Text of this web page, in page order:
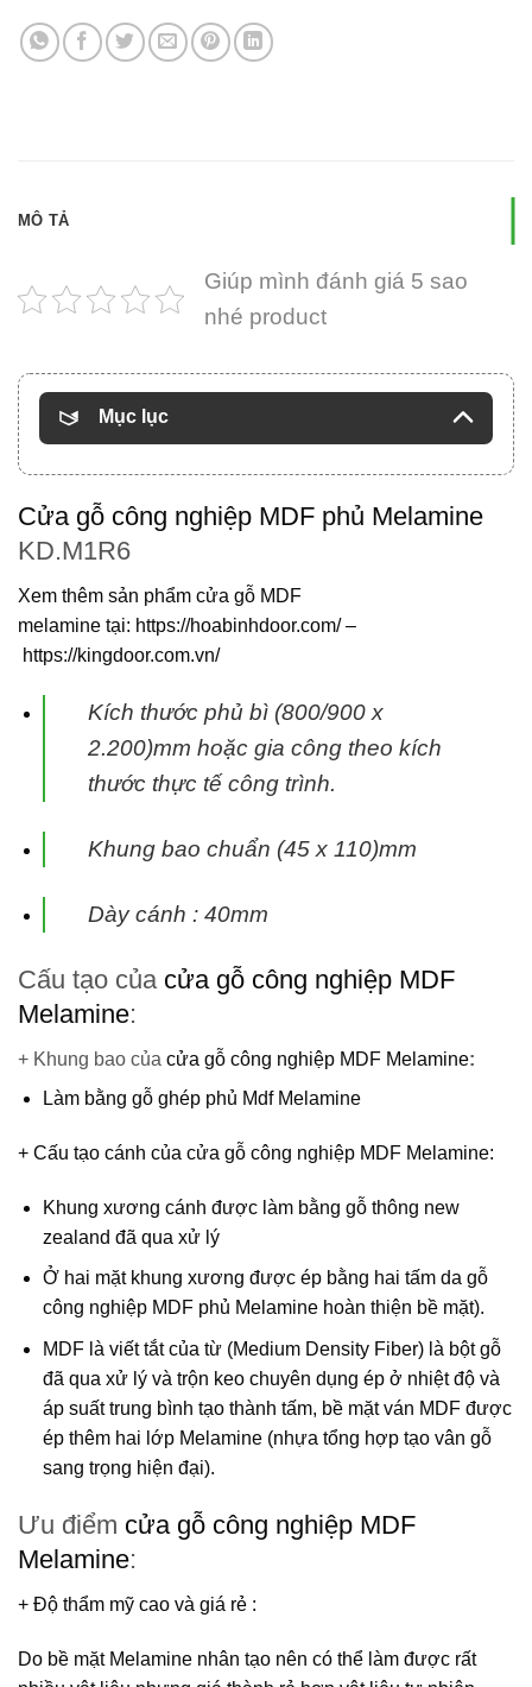
MÔ TẢ
Giúp mình đánh giá 5 sao
nhé product
Mục lục
Cửa gỗ công nghiệp MDF phủ Melamine
KD.M1R6
Xem thêm sản phẩm cửa gỗ MDF
melamine tại: https://hoabinhdoor.com/ –
https://kingdoor.com.vn/
Kích thước phủ bì (800/900 x
2.200)mm hoặc gia công theo kích
thước thực tế công trình.
Khung bao chuẩn (45 x 110)mm
Dày cánh : 40mm
Cấu tạo của cửa gỗ công nghiệp MDF
Melamine:
+ Khung bao của cửa gỗ công nghiệp MDF Melamine:
Làm bằng gỗ ghép phủ Mdf Melamine
+ Cấu tạo cánh của cửa gỗ công nghiệp MDF Melamine:
Khung xương cánh được làm bằng gỗ thông new
zealand đã qua xử lý
Ở hai mặt khung xương được ép bằng hai tấm da gỗ
công nghiệp MDF phủ Melamine hoàn thiện bề mặt).
MDFlà viết tắt của từ (Medium Density Fiber) là bột gỗ
đã qua xử lý và trộn keo chuyên dụng ép ở nhiệt độ và
áp suất trung bình tạo thành tấm, bề mặt ván MDF được
ép thêm hai lớp Melamine (nhựa tổng hợp tạo vân gỗ
sang trọng hiện đại).
Ưu điểm cửa gỗ công nghiệp MDF
Melamine:
+ Độ thẩm mỹ cao và giá rẻ :
Do bề mặt Melamine nhân tạo nên có thể làm được rất